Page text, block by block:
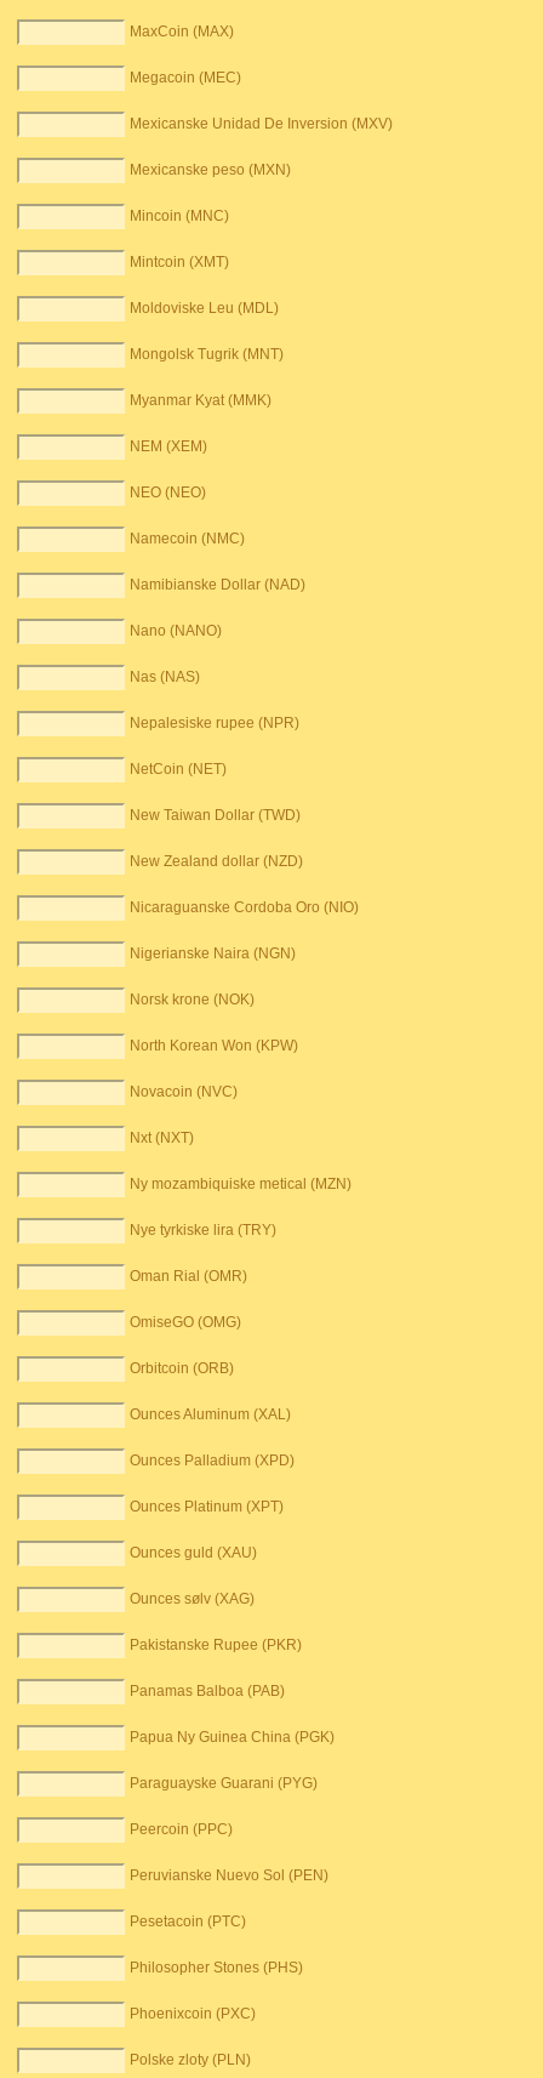
MaxCoin (MAX)
Megacoin (MEC)
Mexicanske Unidad De Inversion (MXV)
Mexicanske peso (MXN)
Mincoin (MNC)
Mintcoin (XMT)
Moldoviske Leu (MDL)
Mongolsk Tugrik (MNT)
Myanmar Kyat (MMK)
NEM (XEM)
NEO (NEO)
Namecoin (NMC)
Namibianske Dollar (NAD)
Nano (NANO)
Nas (NAS)
Nepalesiske rupee (NPR)
NetCoin (NET)
New Taiwan Dollar (TWD)
New Zealand dollar (NZD)
Nicaraguanske Cordoba Oro (NIO)
Nigerianske Naira (NGN)
Norsk krone (NOK)
North Korean Won (KPW)
Novacoin (NVC)
Nxt (NXT)
Ny mozambiquiske metical (MZN)
Nye tyrkiske lira (TRY)
Oman Rial (OMR)
OmiseGO (OMG)
Orbitcoin (ORB)
Ounces Aluminum (XAL)
Ounces Palladium (XPD)
Ounces Platinum (XPT)
Ounces guld (XAU)
Ounces sølv (XAG)
Pakistanske Rupee (PKR)
Panamas Balboa (PAB)
Papua Ny Guinea China (PGK)
Paraguayske Guarani (PYG)
Peercoin (PPC)
Peruvianske Nuevo Sol (PEN)
Pesetacoin (PTC)
Philosopher Stones (PHS)
Phoenixcoin (PXC)
Polske zloty (PLN)